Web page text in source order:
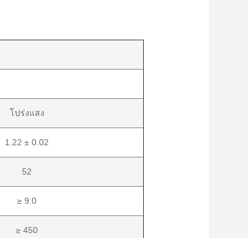
โปร่งแสง
1.22 ± 0.02
52
≥ 9.0
≥ 450